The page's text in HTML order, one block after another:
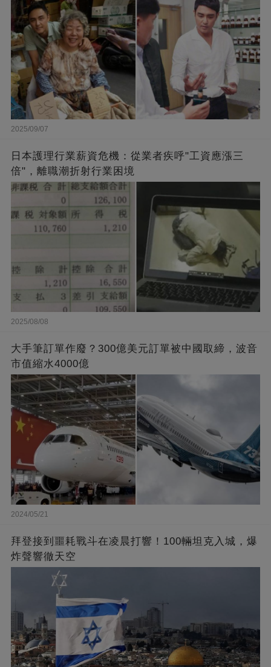
2025/09/07
日本護理行業薪資危機：從業者疾呼"工資應漲三
倍"，離職潮折射行業困境
2025/08/08
大手筆訂單作廢？300億美元訂單被中國取締，波音
市值縮水4000億
2024/05/21
拜登接到噩耗戰斗在凌晨打響！100輛坦克入城，爆
炸聲響徹天空